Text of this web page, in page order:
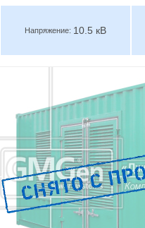
Напряжение: 10.5 кВ